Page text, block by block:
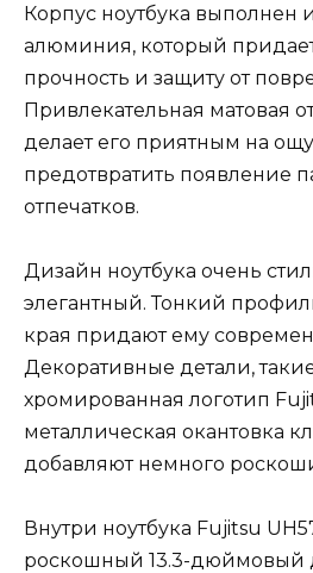
Корпус ноутбука выполнен
алюминия, который
прочность и защиту от
Привлекательная матовая
делает его приятным на
предотвратить появление
отпечатков.
Дизайн ноутбука очень
элегантный. Тонкий
края придают ему
Декоративные детали,
хромированная логотип
металлическая окантовка
добавляют немного
Внутри ноутбука Fujitsu
роскошный 13.3-дюймовый